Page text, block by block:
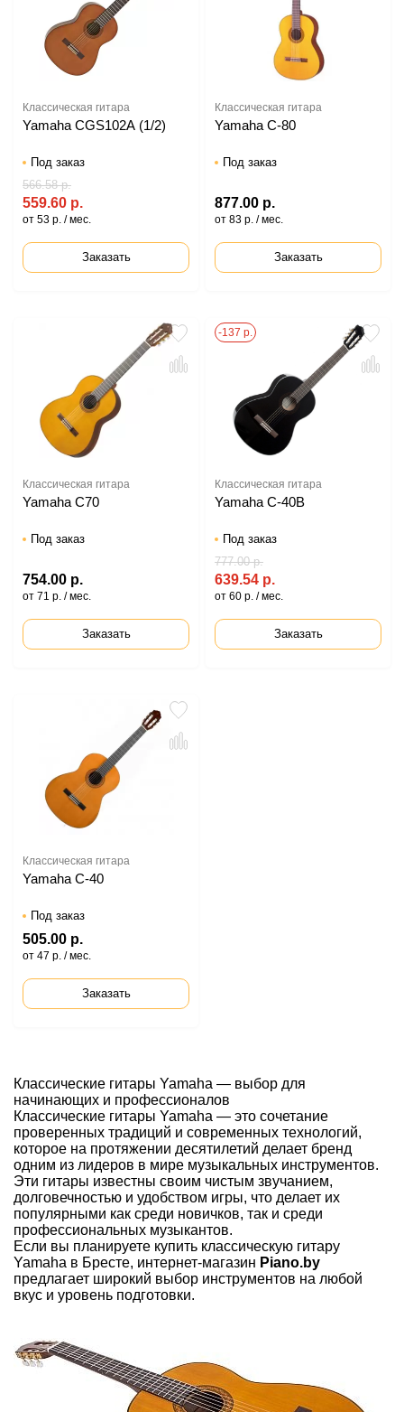
Классическая гитара
Yamaha CGS102A (1/2)
Под заказ
559.60 р.
566.58 р.
от 53 р. / мес.
Заказать
Классическая гитара
Yamaha C-80
Под заказ
877.00 р.
от 83 р. / мес.
Заказать
Классическая гитара
Yamaha C70
Под заказ
754.00 р.
от 71 р. / мес.
Заказать
-137 р.
Классическая гитара
Yamaha C-40B
Под заказ
639.54 р.
777.00 р.
от 60 р. / мес.
Заказать
Классическая гитара
Yamaha C-40
Под заказ
505.00 р.
от 47 р. / мес.
Заказать
Классические гитары Yamaha — выбор для
начинающих и профессионалов
Классические гитары Yamaha — это сочетание
проверенных традиций и современных технологий,
которое на протяжении десятилетий делает бренд
одним из лидеров в мире музыкальных инструментов.
Эти гитары известны своим чистым звучанием,
долговечностью и удобством игры, что делает их
популярными как среди новичков, так и среди
профессиональных музыкантов.
Если вы планируете купить классическую гитару
Yamaha в Бресте, интернет-магазин Piano.by
предлагает широкий выбор инструментов на любой
вкус и уровень подготовки.